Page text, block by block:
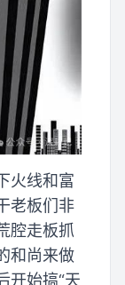
火线和富
老板们非
腔走板抓
和尚来做
开始搞“天